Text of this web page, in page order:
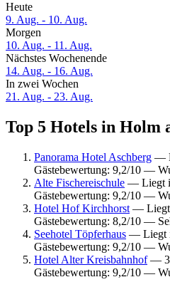
Heute
9. Aug. - 10. Aug.
Morgen
10. Aug. - 11. Aug.
Nächstes Wochenende
14. Aug. - 16. Aug.
In zwei Wochen
21. Aug. - 23. Aug.
Top 5 Hotels in Holm
Panorama Hotel Aschberg —
Gästebewertung: 9,2/10 —
Alte Fischereischule — Liegt
Gästebewertung: 9,2/10 —
Hotel Hof Kirchhorst — Liegt
Gästebewertung: 8,2/10 —
Seehotel Töpferhaus — Liegt
Gästebewertung: 9,2/10 —
Hotel Alter Kreisbahnhof—
Gästebewertung: 9,2/10 —